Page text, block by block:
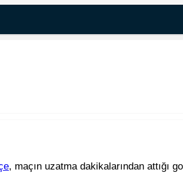
, maçın uzatma dakikalarından attığı